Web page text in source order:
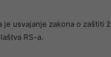
je usvajanje zakona o
RS-a.